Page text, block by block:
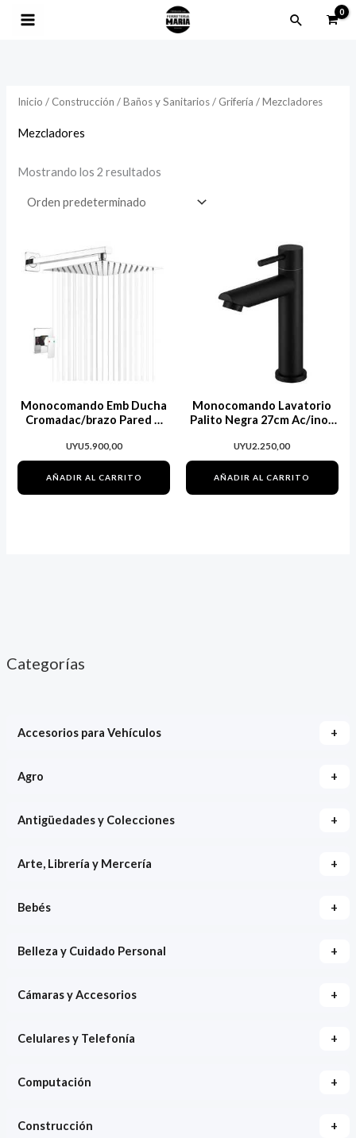
Buscar
Categorías
Accesorios para Vehículos +
Agro +
Antigüedades y Colecciones +
Arte, Librería y Mercería +
Bebés +
Belleza y Cuidado Personal +
Cámaras y Accesorios +
Celulares y Telefonía +
Computación +
Construcción +
Inicio / Construcción /Baños y Sanitarios/ Grifería / Mezcladores
Mezcladores
Mostrando los 2 resultados
Monocomando Emb Ducha
Cromadac/brazo Pared Y
UYU5.900,00
AÑADIR AL CARRITO
Monocomando Lavatorio
Palito Negra 27cm Ac/inox
UYU2.250,00
AÑADIR AL CARRITO